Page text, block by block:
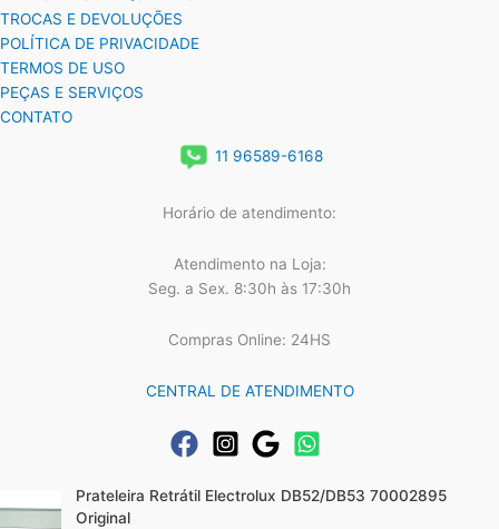
TROCAS E DEVOLUÇÕES
POLÍTICA DE PRIVACIDADE
TERMOS DE USO
PEÇAS E SERVIÇOS
CONTATO
11 96589-6168
Horário de atendimento:
Atendimento na Loja:
Seg. a Sex. 8:30h às 17:30h
Compras Online: 24HS
CENTRAL DE ATENDIMENTO
Prateleira Retrátil Electrolux DB52/DB53 70002895
Original